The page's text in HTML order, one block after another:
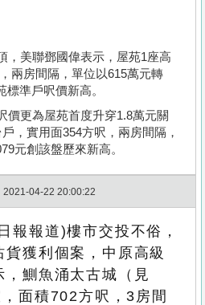
，美聯鄧國偉表示，屋苑1座高
兩房間隔，單位以615萬元轉
準戶呎價新高。
價更為屋苑首度升穿1.8萬元關
，實用面354方呎，兩房間隔，
元創該盤歷來新高。
2021-04-22 20:00:22
報報道)樓市交投不俗，
獲利個案，中原高級
鰂魚涌太古城（見
面積702方呎，3房間